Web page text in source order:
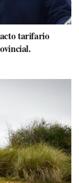
tarifario